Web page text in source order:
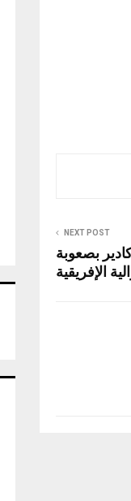
NEXT POST
بصعوبة
الإفريقية